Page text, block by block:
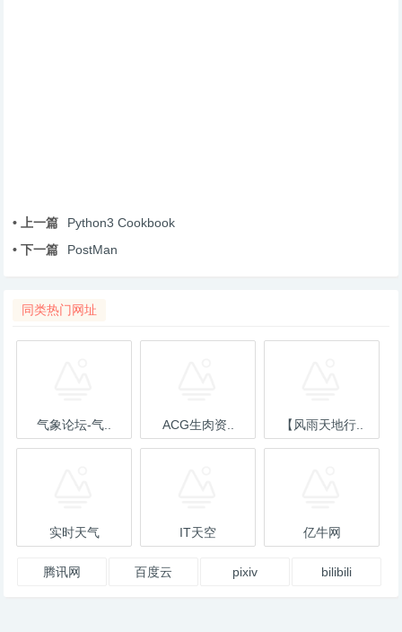
• 上一篇
Python3 Cookbook
• 下一篇
PostMan
同类热门网址
气象论坛-气.. ACG生肉资.. 【风雨天地行..
实时天气 IT天空 亿牛网
腾讯网 百度云 pixiv bilibili